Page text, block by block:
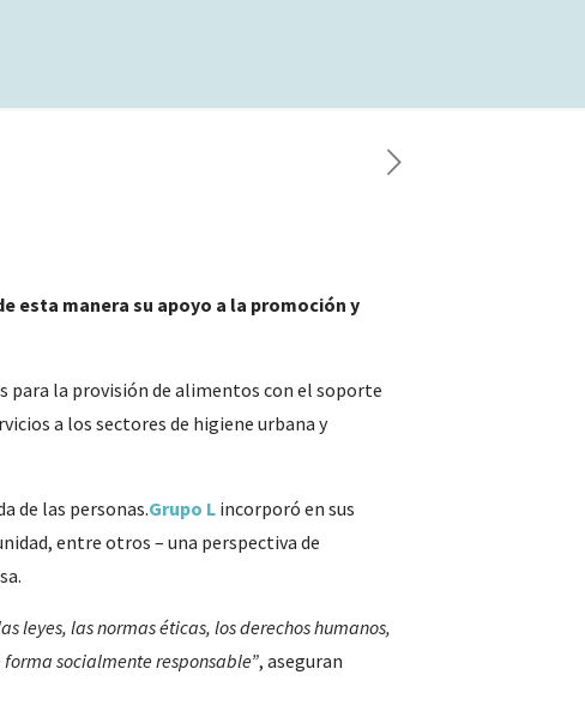
esta manera su apoyo a la promoción y
para la provisión de alimentos con el soporte
a los sectores de higiene urbana y
de las personas.Grupo Lincorporó en sus
entre otros – una perspectiva de
leyes, las normas éticas, los derechos humanos,
socialmente responsable”, aseguran